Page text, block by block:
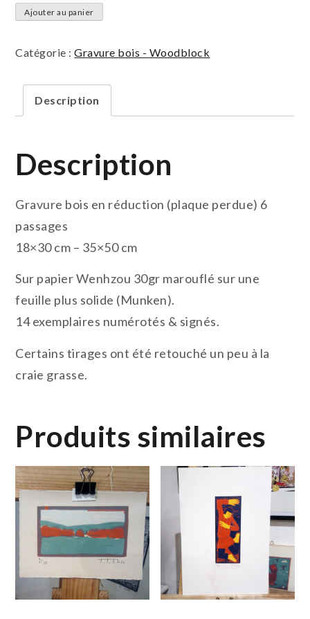
quantité
L'apocalypse
5G
Ajouter au panier
Catégorie :Gravure bois - Woodblock
Description
Description
Gravure bois en réduction (plaque perdue) 6
passages
18×30 cm – 35×50 cm
Sur papier Wenhzou 30gr marouflé sur une
feuille plus solide (Munken).
14 exemplaires numérotés & signés.
Certains tirages ont été retouché un peu à la
craie grasse.
Produits similaires